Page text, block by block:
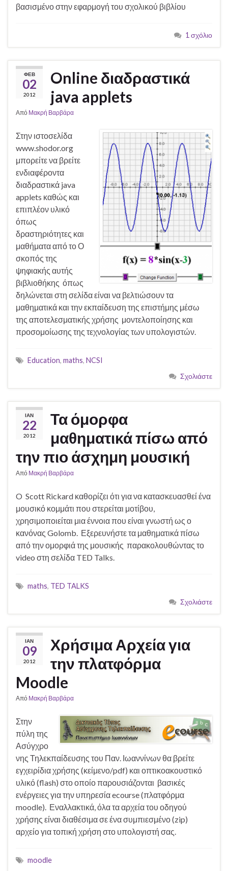
βασισμένο στην εφαρμογή του σχολικού βιβλίου
1 σχόλιο
ΦΕΒ
02
2012
Online διαδραστικά
java applets
Από Μακρή Βαρβάρα
Στην ιστοσελίδα
www.shodor.org
μπορείτε να βρείτε
ενδιαφέροντα
διαδραστικά java
applets καθώς και
επιπλέον υλικό
όπως
δραστηριότητες και
μαθήματα από το Ο
σκοπός της
ψηφιακής αυτής
βιβλιοθήκης όπως
δηλώνεται στη σελίδα είναι να βελτιώσουν τα
μαθηματικά και την εκπαίδευση της επιστήμης μέσω
της αποτελεσματικής χρήσης μοντελοποίησης και
προσομοίωσης της τεχνολογίας των υπολογιστών.
Education, maths, NCSI
Σχολιάστε
ΙΑΝ
22
2012
Τα όμορφα
μαθηματικά πίσω από
την πιο άσχημη μουσική
Από Μακρή Βαρβάρα
O Scott Rickard καθορίζει ότι για να κατασκευασθεί ένα
μουσικό κομμάτι που στερείται μοτίβου,
χρησιμοποιείται μια έννοια που είναι γνωστή ως ο
κανόνας Golomb. Εξερευνήστε τα μαθηματικά πίσω
από την ομορφιά της μουσικής παρακολουθώντας το
video στη σελίδα TED Talks.
maths, TED TALKS
Σχολιάστε
ΙΑΝ
09
2012
Χρήσιμα Αρχεία για
την πλατφόρμα
Moodle
Από Μακρή Βαρβάρα
Στην
πύλη της
Ασύγχρο
νης Τηλεκπαίδευσης του Παν. Ιωαννίνων θα βρείτε
εγχειρίδια χρήσης (κείμενο/pdf) και οπτικοακουστικό
υλικό (flash) στο οποίο παρουσιάζονται βασικές
ενέργειες για την υπηρεσία ecourse (πλατφόρμα
moodle). Εναλλακτικά, όλα τα αρχεία του οδηγού
χρήσης είναι διαθέσιμα σε ένα συμπιεσμένο (zip)
αρχείο για τοπική χρήση στο υπολογιστή σας.
moodle